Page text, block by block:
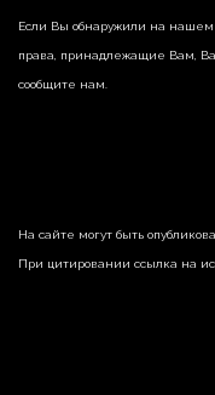
Если Вы обнаружили на нашем
права, принадлежащие Вам,
сообщите нам.
На сайте могут быть
При цитировании ссылка на